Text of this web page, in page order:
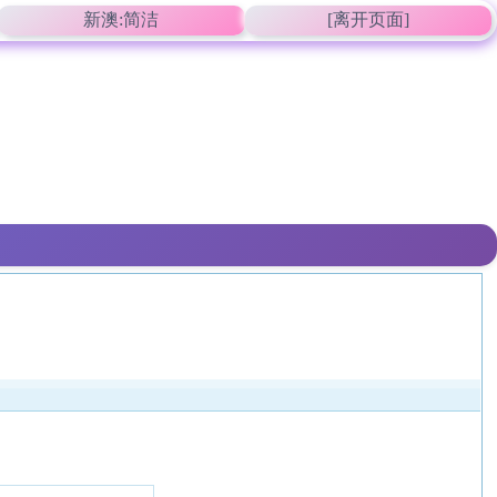
新澳:简洁 [离开页面]